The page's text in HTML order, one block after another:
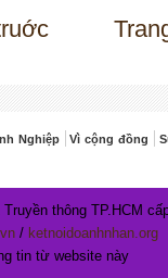
Nghiệp Vì cộng đồng
thông TP.HCM
/ ketnoidoanhnhan.org
tin từ website này